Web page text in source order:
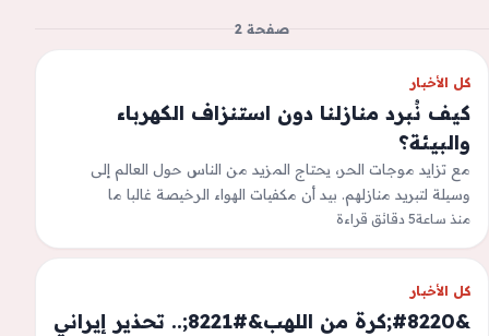
صفحة 2
كل الأخبار
كيف نُبرد منازلنا دون استنزاف الكهرباء
والبيئة؟
مع تزايد موجات الحر، يحتاج المزيد من الناس حول العالم إلى
وسيلة لتبريد منازلهم. بيد أن مكفيات الهواء الرخيصة غالبا ما
تستهلك…
منذ ساعة5 دقائق قراءة
كل الأخبار
&#8220;كرة من اللهب&#8221;.. تحذير إيراني